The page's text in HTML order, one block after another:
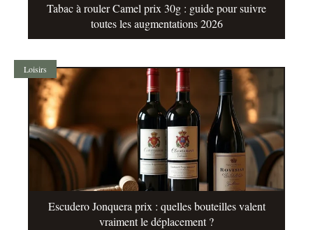
Tabac à rouler Camel prix 30g : guide pour suivre
toutes les augmentations 2026
Loisirs
Escudero Jonquera prix : quelles bouteilles valent
vraiment le déplacement ?